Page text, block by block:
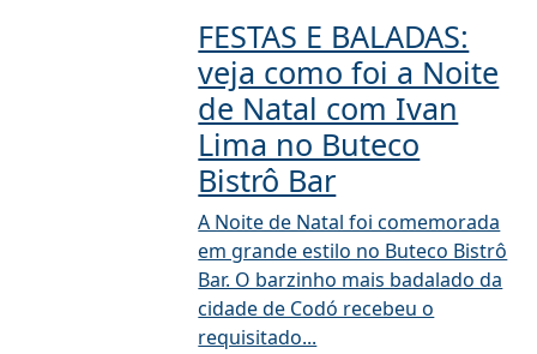
FESTAS E BALADAS:
veja como foi a Noite
de Natal com Ivan
Lima no Buteco
Bistrô Bar
A Noite de Natal foi comemorada
em grande estilo no Buteco Bistrô
Bar. O barzinho mais badalado da
cidade de Codó recebeu o
requisitado...